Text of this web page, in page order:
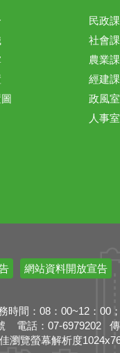
民政課
社會課
農業課
經建課
政風室
人事室
網站資料開放宣告
時間：08：00~12：00
電話：07-6979202 傳
瀏覽螢幕解析度